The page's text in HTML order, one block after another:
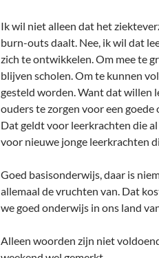
Ik wil niet alleen dat het
burn-outs daalt. Nee, ik wil dat
zich te ontwikkelen. Om mee te
blijven scholen. Om te kunnen
gesteld worden. Want dat willen
ouders te zorgen voor een
Dat geldt voor leerkrachten die
voor nieuwe jonge leerkrachten
Goed basisonderwijs, daar is
allemaal de vruchten van. Dat
we goed onderwijs in ons land
Alleen woorden zijn niet